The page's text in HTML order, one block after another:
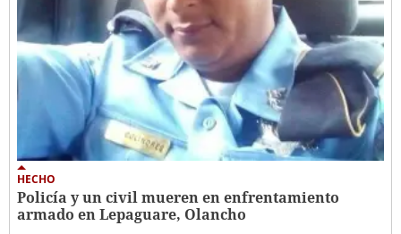
HECHO
Policía y un civil mueren en enfrentamiento
armado en Lepaguare, Olancho